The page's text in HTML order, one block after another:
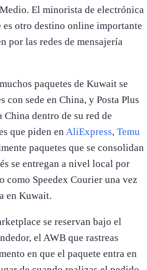
El minorista de electrónica
otro destino online importante
por las redes de mensajería
paquetes de Kuwait se
con sede en China, y Posta Plus
dentro de su red de
que piden en AliExpress, Temu
paquetes que se consolidan
se entregan a nivel local por
como Speedex Courier una vez
en Kuwait.
se reservan bajo el
el AWB que rastreas
en que el paquete entra en